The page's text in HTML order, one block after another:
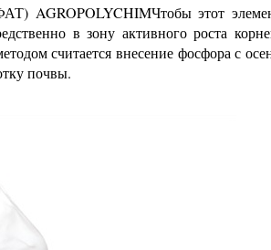
этот
в зону активного роста
считается внесение фосфора с
почвы.